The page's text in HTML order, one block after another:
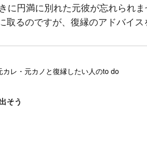
に円満に別れた元彼が忘れられ
取るのですが、復縁のアドバイス
レ・元カノと復縁したい人のto do
そう